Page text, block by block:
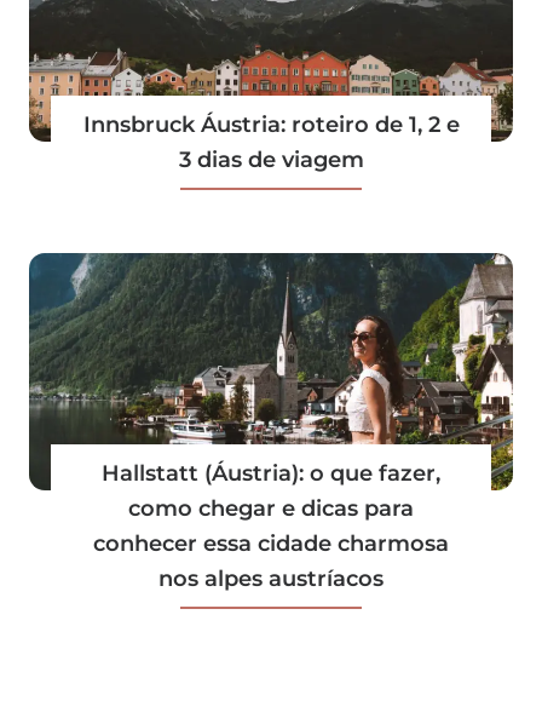
Innsbruck Áustria: roteiro de 1, 2 e
3 dias de viagem
Hallstatt (Áustria): o que fazer,
como chegar e dicas para
conhecer essa cidade charmosa
nos alpes austríacos